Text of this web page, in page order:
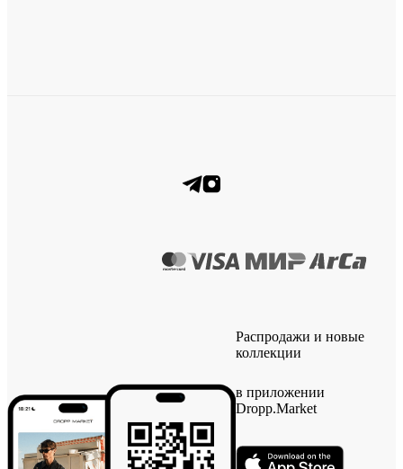
Распродажи и новые
коллекции
в приложении
Dropp.Market